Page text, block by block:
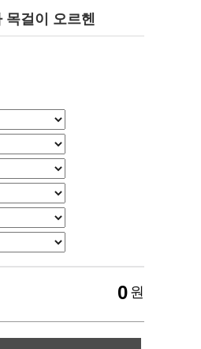
목걸이 오르헨
0 원